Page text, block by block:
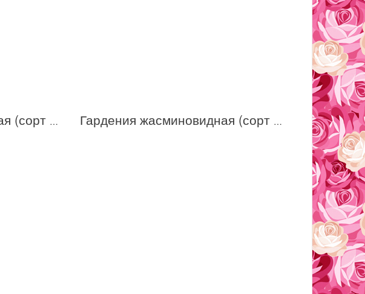
Гардения жасминовидная (сорт 'CELESTIAL STAR ') Гардения жасминовидная (сорт 'Crown Jewel (R)')